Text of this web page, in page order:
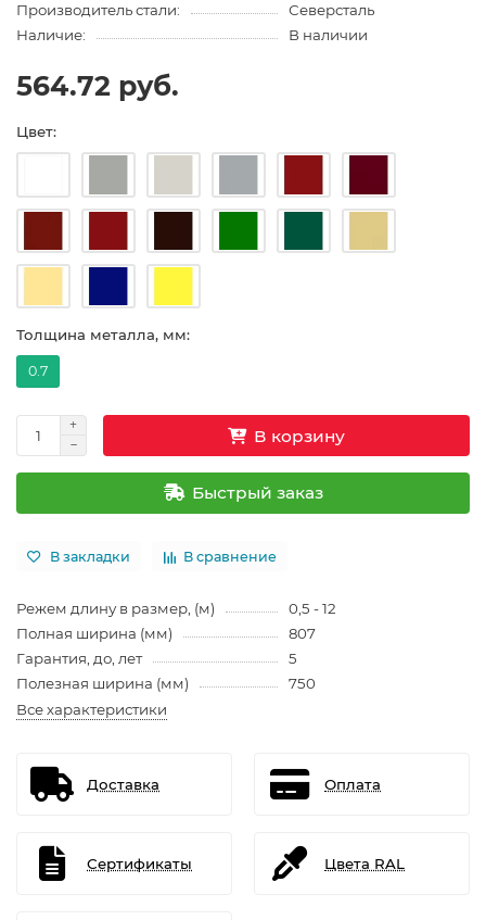
Производитель стали:
Северсталь
Наличие:
В наличии
564.72 руб.
Цвет:
Толщина металла, мм:
0.7
В корзину
Быстрый заказ
В закладки В сравнение
Режем длину в размер, (м)
0,5 - 12
Полная ширина (мм)
807
Гарантия, до, лет
5
Полезная ширина (мм)
750
Все характеристики
Доставка Оплата
Сертификаты Цвета RAL